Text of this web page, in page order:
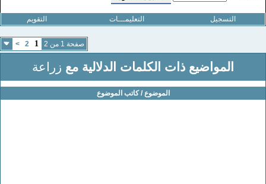
التسجيل التعليمـــات التقويم
صفحة 1 من 2 2
>
المواضيع ذات الكلمات الدلالية مع زراعة
الموضوع / كاتب الموضوع